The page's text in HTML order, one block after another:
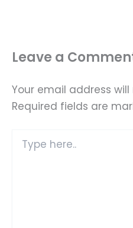
Leave a
Your email address
Required fields are
here..